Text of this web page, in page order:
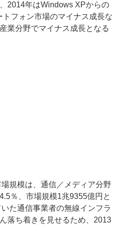
2014年はWindows XPからの
フォン市場のマイナス成長な
業分野でマイナス成長となる
規模は、通信／メディア分野
％、市場規模1兆9355億円と
た通信事業者の無線インフラ
落ち着きを見せるため、2013